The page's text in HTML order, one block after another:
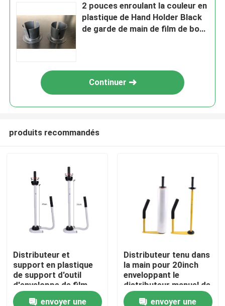
Produits
Au sujet de nous
2 pouces enroulant la couleur en
plastique de Hand Holder Black
de garde de main de film de bout
Continuer
produits recommandés
Distributeur et
support en plastique
de support d'outil
d'enveloppe de film
d'étendue de
envoyer une
Distributeur tenu dans
la main pour 20inch
enveloppant le
distributeur manuel de
film de bout droit de
envoyer une